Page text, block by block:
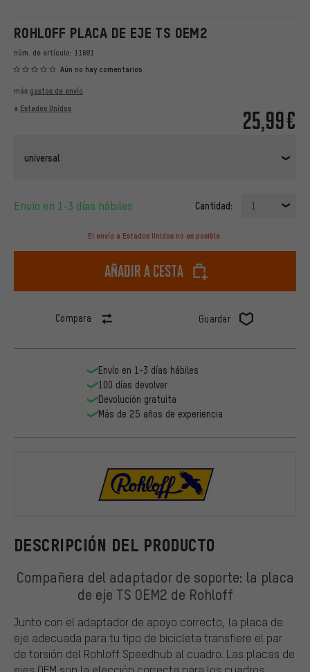
ROHLOFF PLACA DE EJE TS OEM2
núm. de artículo: 11681
Aún no hay comentarios
25,99€
más gastos de envío
a Estados Unidos
universal
Envío en 1-3 días hábiles Cantidad: 1
El envío a Estados Unidos no es posible.
Añadir a cesta
Compara Guardar
DESCRIPCIÓN DEL PRODUCTO
Compañera del adaptador de soporte: la placa
de eje TS OEM2 de Rohloff
Junto con el adaptador de apoyo correcto, la placa de
eje adecuada para tu tipo de bicicleta transfiere el par
de torsión del Rohloff Speedhub al cuadro. Las placas de
Envío en 1-3 días hábiles
100 días devolver
Devolución gratuita
Más de 25 años de experiencia